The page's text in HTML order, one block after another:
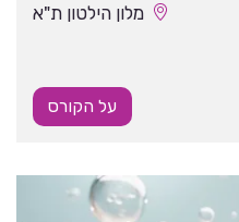
מלון הילטון ת"א
על הקורס